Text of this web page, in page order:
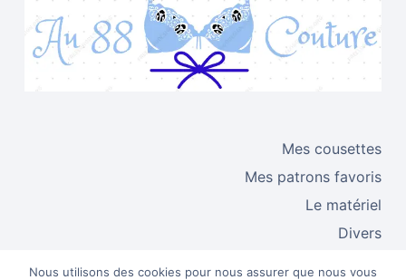
Mes cousettes
Mes patrons favoris
Le matériel
Divers
Nous utilisons des cookies pour nous assurer que nous vous